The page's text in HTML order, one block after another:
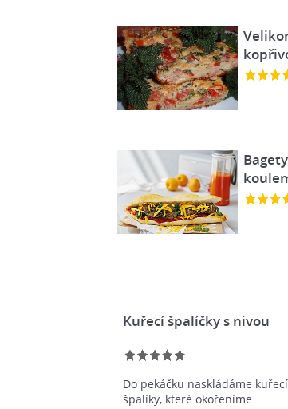
Kuřecí špalíčky s nivou
Do pekáčku naskládáme kuřecí
špalíky, které okořeníme